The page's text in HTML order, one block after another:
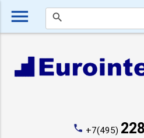
menu search
phone +7(495)